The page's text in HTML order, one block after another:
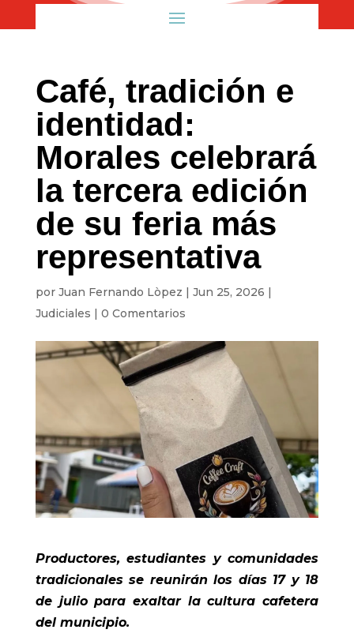
Café, tradición e
identidad:
Morales celebrará
la tercera edición
de su feria más
representativa
por Juan Fernando Lòpez | Jun 25, 2026 |
Judiciales | 0 Comentarios
Productores, estudiantes y comunidades
tradicionales se reunirán los días 17 y 18
de julio para exaltar la cultura cafetera
del municipio.